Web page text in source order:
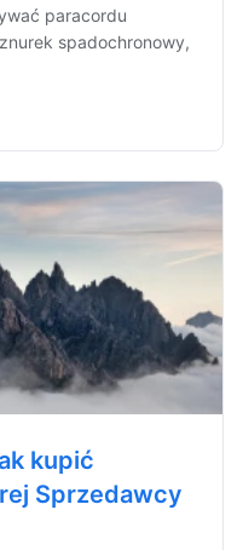
paracordu
spadochronowy,
kupić
Sprzedawcy